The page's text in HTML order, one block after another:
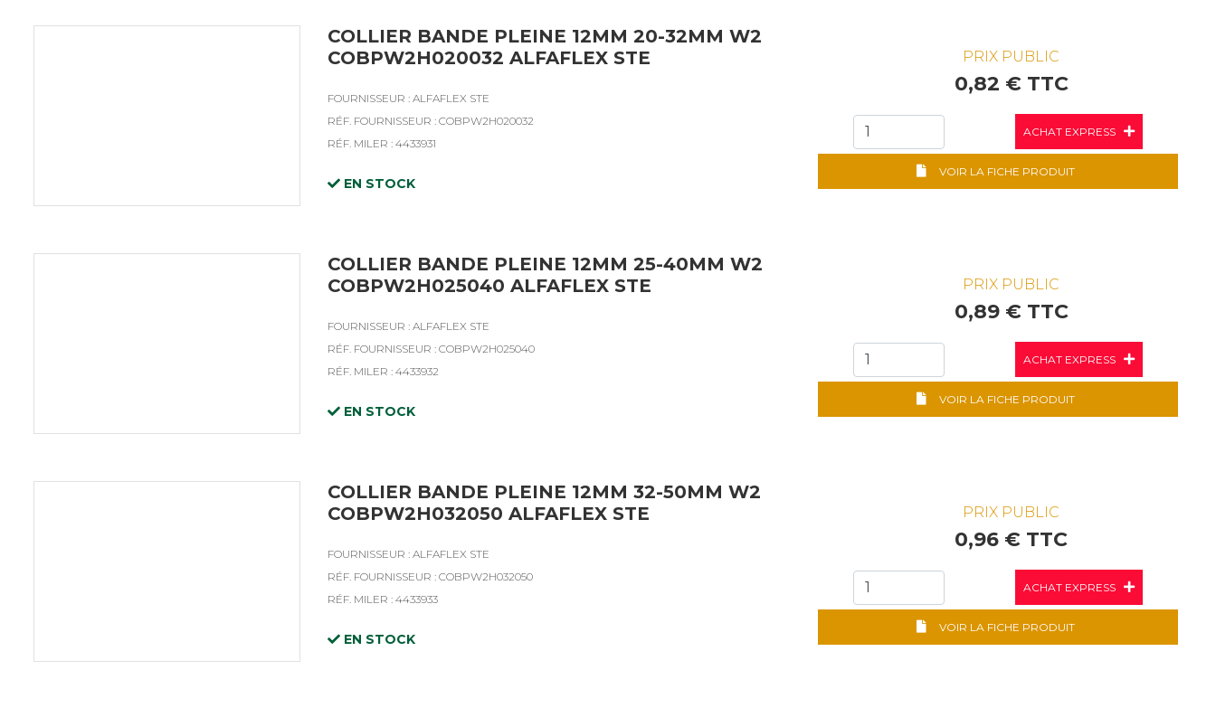
COLLIER BANDE PLEINE 12MM 20-32MM W2
COBPW2H020032 ALFAFLEX STE
FOURNISSEUR : ALFAFLEX STE
RÉF. FOURNISSEUR : COBPW2H020032
RÉF. MILER : 4433931
EN STOCK
PRIX PUBLIC
0,82 € TTC
ACHAT EXPRESS
VOIR LA FICHE PRODUIT
COLLIER BANDE PLEINE 12MM 25-40MM W2
COBPW2H025040 ALFAFLEX STE
FOURNISSEUR : ALFAFLEX STE
RÉF. FOURNISSEUR : COBPW2H025040
RÉF. MILER : 4433932
EN STOCK
PRIX PUBLIC
0,89 € TTC
ACHAT EXPRESS
VOIR LA FICHE PRODUIT
COLLIER BANDE PLEINE 12MM 32-50MM W2
COBPW2H032050 ALFAFLEX STE
FOURNISSEUR : ALFAFLEX STE
RÉF. FOURNISSEUR : COBPW2H032050
RÉF. MILER : 4433933
EN STOCK
PRIX PUBLIC
0,96 € TTC
ACHAT EXPRESS
VOIR LA FICHE PRODUIT